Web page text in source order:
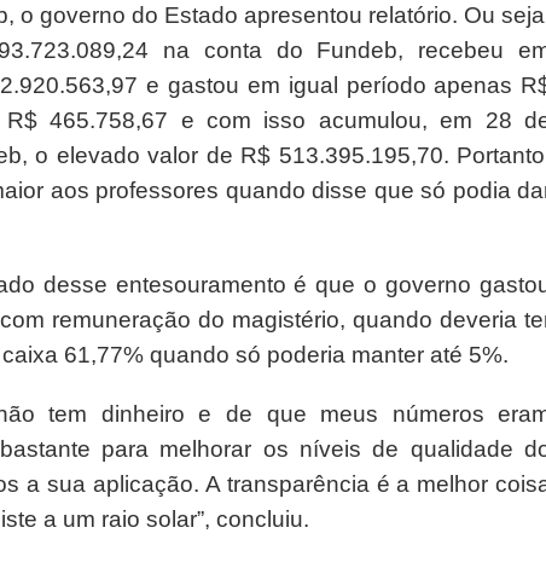
o governo do Estado apresentou relatório. Ou
na conta do Fundeb, recebeu
e gastou em igual período apenas
R$ 465.758,67 e com isso acumulou, em 28
o elevado valor de R$ 513.395.195,70.
aos professores quando disse que só podia
desse entesouramento é que o governo
remuneração do magistério, quando deveria
61,77% quando só poderia manter até 5%.
tem dinheiro e de que meus números
para melhorar os níveis de qualidade
a sua aplicação. A transparência é a melhor
a um raio solar”, concluiu.